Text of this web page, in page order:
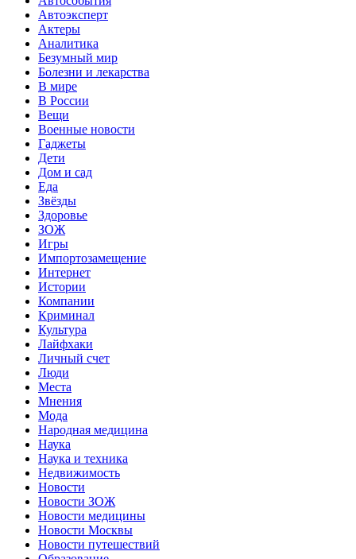
Автоэксперт
Актеры
Аналитика
Безумный мир
Болезни и лекарства
В мире
В России
Вещи
Военные новости
Гаджеты
Дети
Дом и сад
Еда
Звёзды
Здоровье
ЗОЖ
Игры
Импортозамещение
Интернет
Истории
Компании
Криминал
Культура
Лайфхаки
Личный счет
Люди
Места
Мнения
Мода
Народная медицина
Наука
Наука и техника
Недвижимость
Новости
Новости ЗОЖ
Новости медицины
Новости Москвы
Новости путешествий